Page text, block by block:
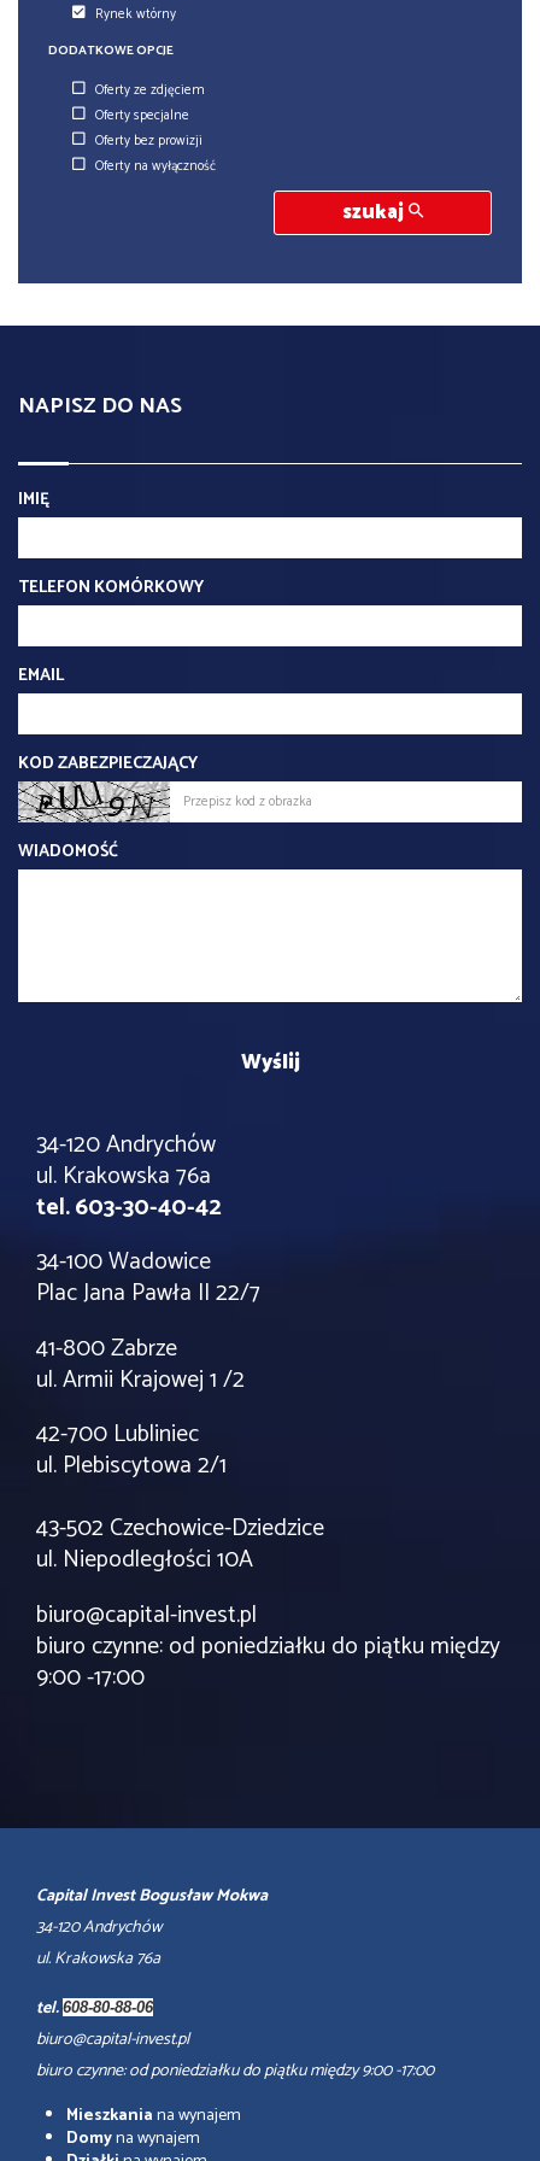
Rynek wtórny
DODATKOWE OPCJE
Oferty ze zdjęciem
Oferty specjalne
Oferty bez prowizji
Oferty na wyłączność
szukaj
NAPISZ DO NAS
IMIĘ
TELEFON KOMÓRKOWY
EMAIL
KOD ZABEZPIECZAJĄCY
WIADOMOŚĆ
34-120 Andrychów
ul. Krakowska 76a
tel. 603-30-40-42
34-100 Wadowice
Plac Jana Pawła II 22/7
41-800 Zabrze
ul. Armii Krajowej 1 /2
42-700 Lubliniec
ul. Plebiscytowa 2/1
43-502 Czechowice-Dziedzice
ul. Niepodległości 10A
biuro@capital-invest.pl
biuro czynne: od poniedziałku do piątku między
9:00 -17:00
Capital Invest Bogusław Mokwa
34-120 Andrychów
ul. Krakowska 76a
tel. 608-80-88-06
biuro@capital-invest.pl
biuro czynne: od poniedziałku do piątku między 9:00 -17:00
Mieszkaniana wynajem
Domyna wynajem